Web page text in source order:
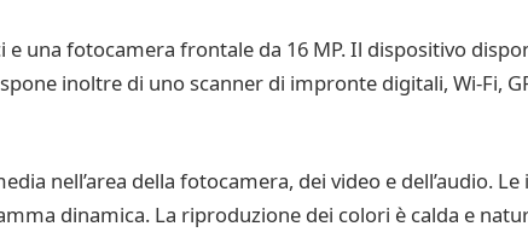
e una fotocamera frontale da 16 MP. Il dispositivo
inoltre di uno scanner di impronte digitali, Wi-Fi,
nell’area della fotocamera, dei video e dell’audio.
dinamica. La riproduzione dei colori è calda e